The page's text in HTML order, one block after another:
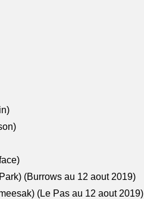
(Burrows au 12 aout 2019)
(Le Pas au 12 aout 2019)